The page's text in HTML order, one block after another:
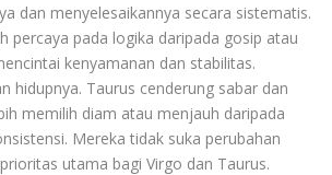
dan menyelesaikannya secara sistematis.
percaya pada logika daripada gosip atau
kenyamanan dan stabilitas.
hidupnya. Taurus cenderung sabar dan
memilih diam atau menjauh daripada
Mereka tidak suka perubahan
utama bagi Virgo dan Taurus.